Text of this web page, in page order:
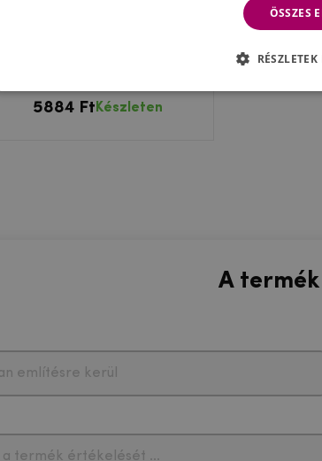
készülékhez - fekete
5884 Ft Készleten
A
ÖSSZES